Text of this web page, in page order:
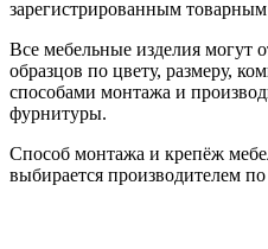
зарегистрированным
Все мебельные изделия могут
образцов по цвету, размеру,
способами монтажа и
фурнитуры.
Способ монтажа и крепёж
выбирается производителем